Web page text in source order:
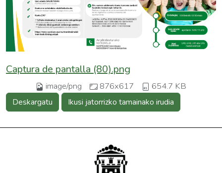
Captura de pantalla (80).png
image/png 876x617 654.7 KB
Deskargatu Ikusi jatorrizko tamainako irudia